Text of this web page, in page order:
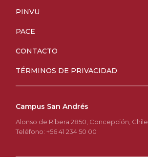
PINVU
PACE
CONTACTO
TÉRMINOS DE PRIVACIDAD
Campus San Andrés
Alonso de Ribera 2850, Concepción, Chile
Teléfono: +56 41 234 50 00